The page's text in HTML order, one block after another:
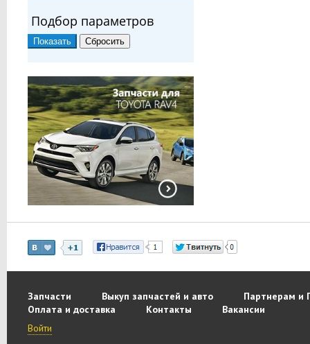
Подбор параметров
Запчасти Выкуп запчастей и авто
Партнерам и
Оплата и доставка
Контакты
Вакансии
Войти